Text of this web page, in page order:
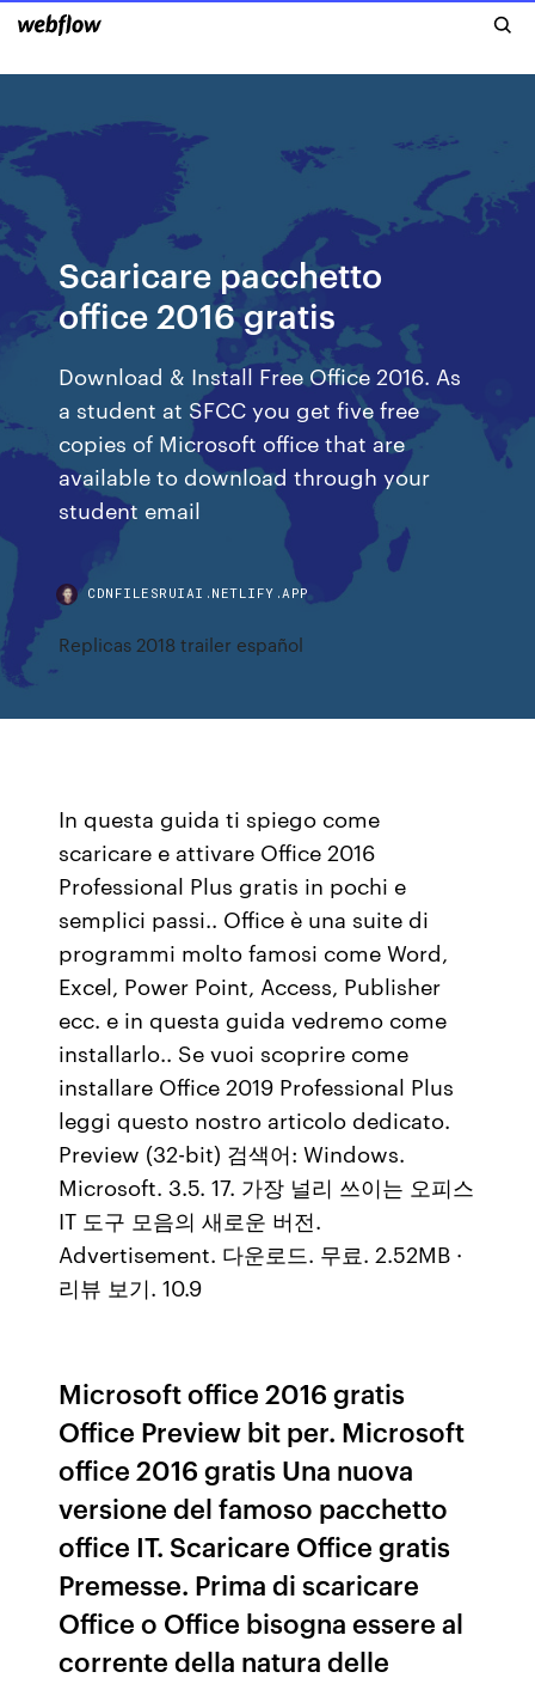
Scaricare pacchetto
office 2016 gratis
Download & Install Free Office 2016. As
a student at SFCC you get five free
copies of Microsoft office that are
available to download through your
student email
CDNFILESRUIAI.NETLIFY.APP
Replicas 2018 trailer español
In questa guida ti spiego come
scaricare e attivare Office 2016
Professional Plus gratis in pochi e
semplici passi.. Office è una suite di
programmi molto famosi come Word,
Excel, Power Point, Access, Publisher
ecc. e in questa guida vedremo come
installarlo.. Se vuoi scoprire come
installare Office 2019 Professional Plus
leggi questo nostro articolo dedicato.
Preview (32-bit) 검색어: Windows.
Microsoft. 3.5. 17. 가장 널리 쓰이는 오피스
IT 도구 모음의 새로운 버전.
Advertisement. 다운로드. 무료. 2.52MB ·
리뷰 보기. 10.9
Microsoft office 2016 gratis
Office Preview bit per. Microsoft
office 2016 gratis Una nuova
versione del famoso pacchetto
office IT. Scaricare Office gratis
Premesse. Prima di scaricare
Office o Office bisogna essere al
corrente della natura delle